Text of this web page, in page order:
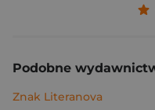
Podobne
Znak Literanova